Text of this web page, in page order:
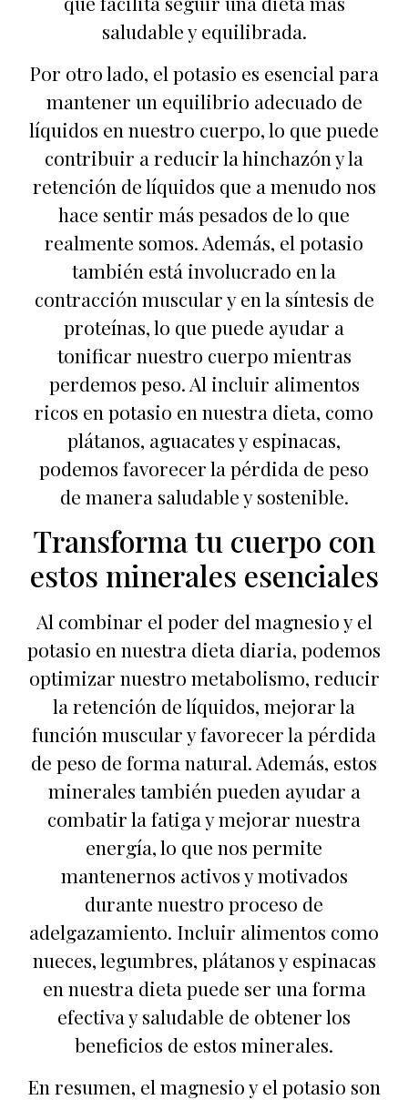
saludable y equilibrada.
Por otro lado, el potasio es esencial para
mantener un equilibrio adecuado de
líquidos en nuestro cuerpo, lo que puede
contribuir a reducir la hinchazón y la
retención de líquidos que a menudo nos
hace sentir más pesados de lo que
realmente somos. Además, el potasio
también está involucrado en la
contracción muscular y en la síntesis de
proteínas, lo que puede ayudar a
tonificar nuestro cuerpo mientras
perdemos peso. Al incluir alimentos
ricos en potasio en nuestra dieta, como
plátanos, aguacates y espinacas,
podemos favorecer la pérdida de peso
de manera saludable y sostenible.
Transforma tu cuerpo con
estos minerales esenciales
Al combinar el poder del magnesio y el
potasio en nuestra dieta diaria, podemos
optimizar nuestro metabolismo, reducir
la retención de líquidos, mejorar la
función muscular y favorecer la pérdida
de peso de forma natural. Además, estos
minerales también pueden ayudar a
combatir la fatiga y mejorar nuestra
energía, lo que nos permite
mantenernos activos y motivados
durante nuestro proceso de
adelgazamiento. Incluir alimentos como
nueces, legumbres, plátanos y espinacas
en nuestra dieta puede ser una forma
efectiva y saludable de obtener los
beneficios de estos minerales.
En resumen, el magnesio y el potasio son